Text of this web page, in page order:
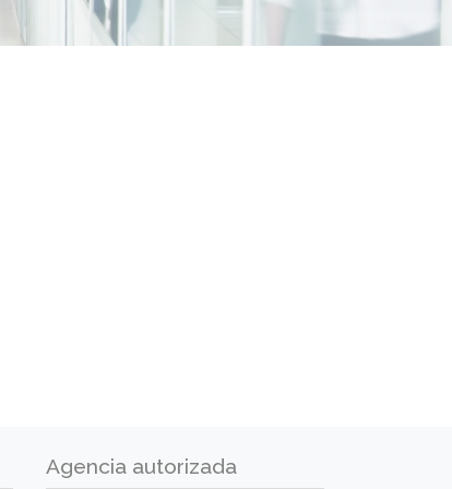
Agencia autorizada